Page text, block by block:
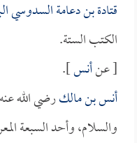
قتادة بن دعامة السدوسي
الكتب الستة.
[ عنأنس].
أنس بن مالكرضي الله
والسلام، وأحد السبعة